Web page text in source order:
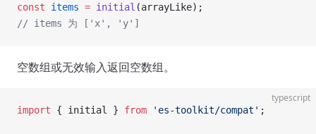
const items = initial (arrayLike);
// items 为 ['x', 'y']
空数组或无效输入返回空数组。
typescript
import { initial } from 'es-toolkit/compat' ;